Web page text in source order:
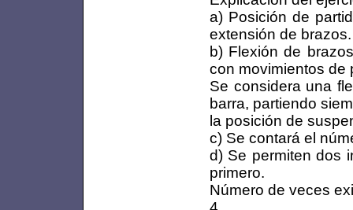
a) Posición de
extensión de brazos.
b) Flexión de
con movimientos de
Se considera una
barra, partiendo
la posición de
c) Se contará el
d) Se permiten dos
primero.
Número de veces